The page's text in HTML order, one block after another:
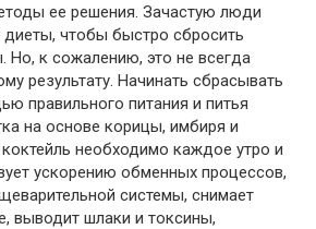
ее решения. Зачастую люди
диеты, чтобы быстро сбросить
Но, к сожалению, это не всегда
результату. Начинать сбрасывать
правильного питания и питья
на основе корицы, имбиря и
необходимо каждое утро и
ускорению обменных процессов,
системы, снимает
выводит шлаки и токсины,